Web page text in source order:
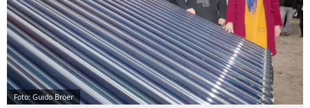
Foto: Guido Bröer